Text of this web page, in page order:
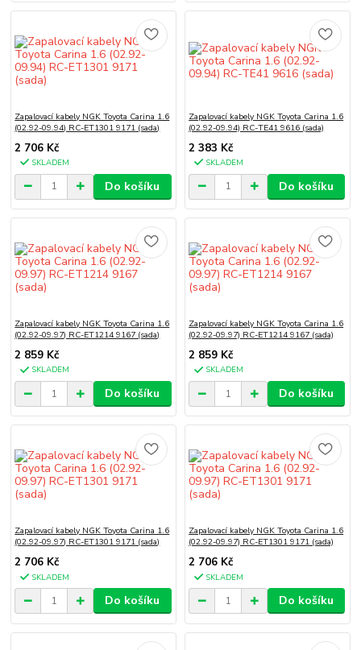
Zapalovací kabely NGK Toyota Carina 1.6
(02.92-09.94) RC-ET1301 9171 (sada)
2 706 Kč
SKLADEM
Do košíku
Zapalovací kabely NGK Toyota Carina 1.6
(02.92-09.94) RC-TE41 9616 (sada)
2 383 Kč
SKLADEM
Do košíku
Zapalovací kabely NGK Toyota Carina 1.6
(02.92-09.97) RC-ET1214 9167 (sada)
2 859 Kč
SKLADEM
Do košíku
Zapalovací kabely NGK Toyota Carina 1.6
(02.92-09.97) RC-ET1214 9167 (sada)
2 859 Kč
SKLADEM
Do košíku
Zapalovací kabely NGK Toyota Carina 1.6
(02.92-09.97) RC-ET1301 9171 (sada)
2 706 Kč
SKLADEM
Do košíku
Zapalovací kabely NGK Toyota Carina 1.6
(02.92-09.97) RC-ET1301 9171 (sada)
2 706 Kč
SKLADEM
Do košíku